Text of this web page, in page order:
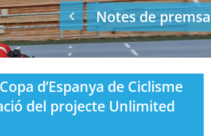
Notes de premsa
d’Espanya de Ciclisme
del projecte Unlimited